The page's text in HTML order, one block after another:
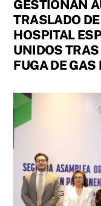
GESTIONAN
TRASLADO
HOSPITAL
UNIDOS
FUGA DE GAS